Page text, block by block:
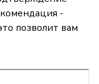
-
позволит вам